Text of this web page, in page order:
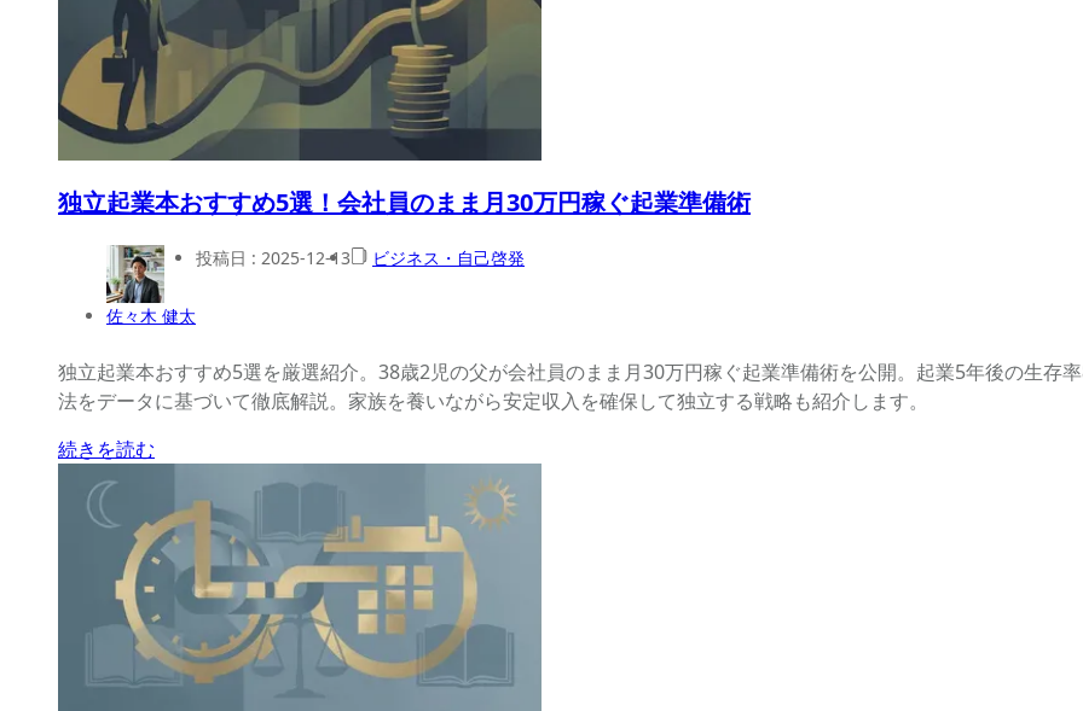
独立起業本おすすめ5選！会社員のまま月30万円稼ぐ起業準備術
佐々木 健太
投稿日 : 2025-12-13 ビジネス・自己啓発
独立起業本おすすめ5選を厳選紹介。38歳2児の父が会社員のまま月30万円稼ぐ起業準備術を公開。起業5年後の生存
法をデータに基づいて徹底解説。家族を養いながら安定収入を確保して独立する戦略も紹介します。
続きを読む